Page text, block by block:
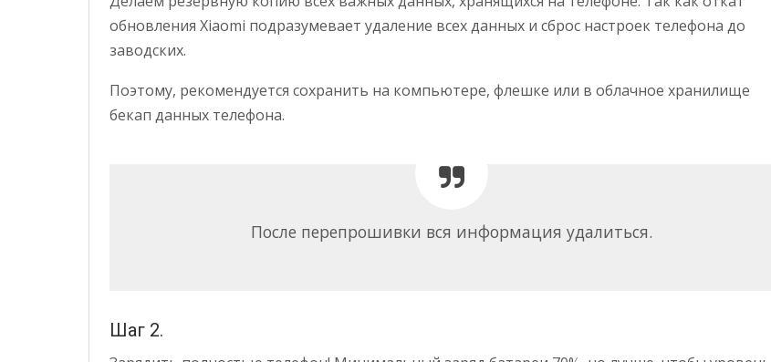
обновления Xiaomi подразумевает удаление всех данных и сброс настроек телефона до
заводских.
Поэтому, рекомендуется сохранить на компьютере, флешке или в облачное хранилище
бекап данных телефона.
После перепрошивки вся информация удалиться.
Шаг 2.